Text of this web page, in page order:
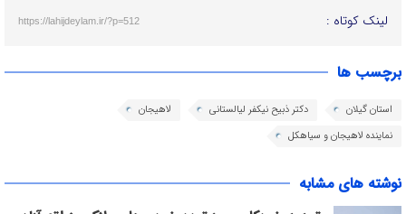
لینک کوتاه : https://lahijdeylam.ir/?p=512
برچسب ها
استان گیلان دکتر ذبیح نیکفر لیالستانی
لاهیجان
نماینده لاهیجان و سیاهکل
نوشته های مشابه